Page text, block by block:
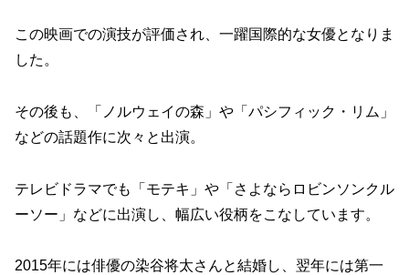
この映画での演技が評価され、一躍国際的な女優となりま
した。
その後も、「ノルウェイの森」や「パシフィック・リム」
などの話題作に次々と出演。
テレビドラマでも「モテキ」や「さよならロビンソンクル
ーソー」などに出演し、幅広い役柄をこなしています。
2015年には俳優の染谷将太さんと結婚し、翌年には第一